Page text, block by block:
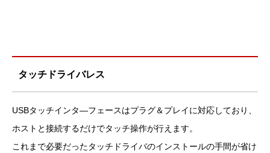
タッチドライバレス
USBタッチインタ―フェースはプラグ＆プレイに対応しており、
ホストと接続するだけでタッチ操作が行えます。
これまで必要だったタッチドライバのインストールの手間が省け